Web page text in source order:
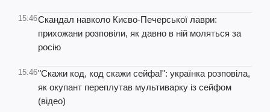
15:46Скандал навколо Києво-Печерської лаври:
прихожани розповіли, як давно в ній моляться за
росію
15:46"Скажи код, код скажи сейфа!": українка розповіла,
як окупант переплутав мультиварку із сейфом
(відео)